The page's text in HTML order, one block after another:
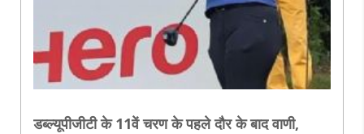
डब्ल्यूपीजीटी के 11वें चरण के पहले दौर के बाद वाणी,